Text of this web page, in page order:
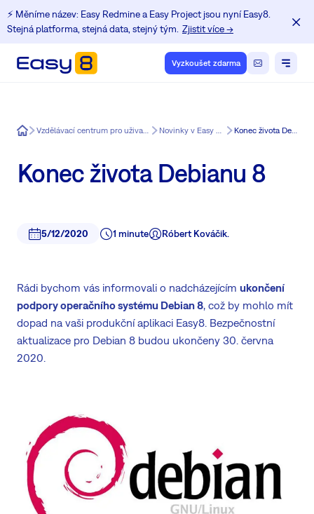
⚡️ Měníme název: Easy Redmine a Easy Project jsou nyní Easy8.
Stejná platforma, stejná data, stejný tým. Zjistit více →
Vyzkoušet zdarma
Easy8 Vzdělávací centrum pro uživatele Redmine Novinky v Easy Redmine Konec života Debianu 8
Konec života Debianu 8
5/12/2020 1 minute Róbert Kováčik.
Rádi bychom vás informovali o nadcházejícím ukončení
podpory operačního systému Debian 8, což by mohlo mít
dopad na vaši produkční aplikaci Easy8. Bezpečnostní
aktualizace pro Debian 8 budou ukončeny 30. června
2020.